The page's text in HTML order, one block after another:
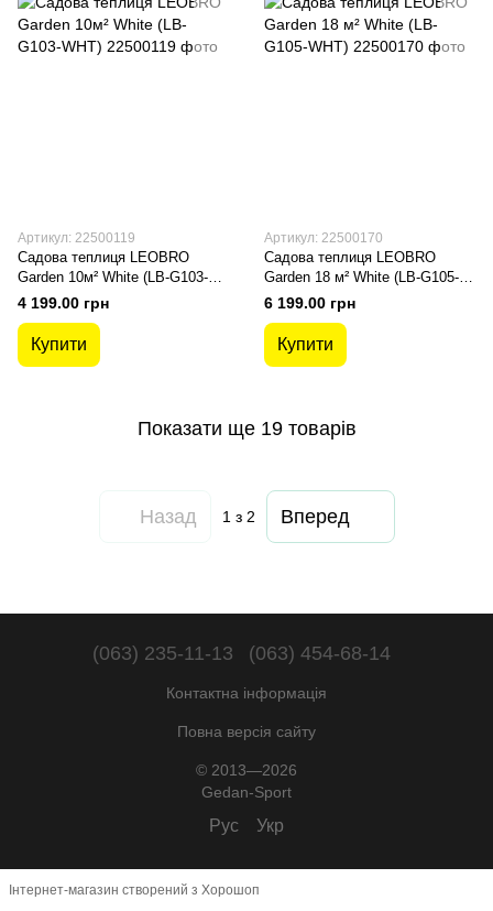
Артикул: 22500119
Садова теплиця LEOBRO
Garden 10м² White (LB-G103-
WHT)
4 199.00 грн
Купити
Артикул: 22500170
Садова теплиця LEOBRO
Garden 18 м² White (LB-G105-
WHT)
6 199.00 грн
Купити
Показати ще 19 товарів
Назад 1 з 2 Вперед
(063) 235-11-13 (063) 454-68-14
Контактна інформація
Повна версія сайту
© 2013—2026
Gedan-Sport
Рус Укр
Інтернет-магазин створений з Хорошоп